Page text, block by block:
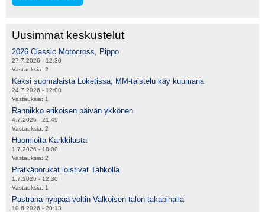
Uusimmat keskustelut
2026 Classic Motocross, Pippo
27.7.2026 - 12:30
Vastauksia: 2
Kaksi suomalaista Loketissa, MM-taistelu käy kuumana
24.7.2026 - 12:00
Vastauksia: 1
Rannikko erikoisen päivän ykkönen
4.7.2026 - 21:49
Vastauksia: 2
Huomioita Karkkilasta
1.7.2026 - 18:00
Vastauksia: 2
Prätkäporukat loistivat Tahkolla
1.7.2026 - 12:30
Vastauksia: 1
Pastrana hyppää voltin Valkoisen talon takapihalla
10.6.2026 - 20:13